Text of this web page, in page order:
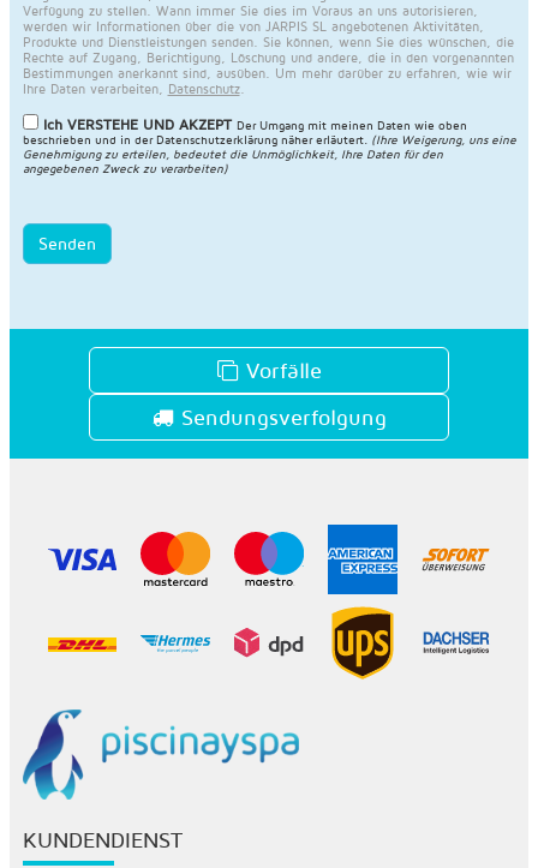
Verfügung zu stellen. Wann immer Sie dies im Voraus an uns autorisieren,
werden wir Informationen über die von JARPIS SL angebotenen Aktivitäten,
Produkte und Dienstleistungen senden. Sie können, wenn Sie dies wünschen, die
Rechte auf Zugang, Berichtigung, Löschung und andere, die in den vorgenannten
Bestimmungen anerkannt sind, ausüben. Um mehr darüber zu erfahren, wie wir
Ihre Daten verarbeiten,
Datenschutz.
Ich VERSTEHE UND AKZEPT Der Umgang mit meinen Daten wie oben
beschrieben und in derDatenschutzerklärung näher erläutert. (Ihre Weigerung, uns eine
Genehmigung zu erteilen, bedeutet die Unmöglichkeit, Ihre Daten für den
angegebenen Zweck zu verarbeiten)
Senden
Vorfälle
Sendungsverfolgung
KUNDENDIENST